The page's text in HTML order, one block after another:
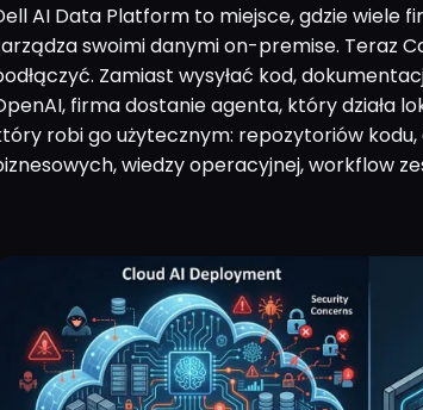
AI Data Platform to miejsce, gdzie wiele
swoimi danymi on-premise. Teraz
Zamiast wysyłać kod,
firma dostanie agenta, który działa
robi go użytecznym: repozytoriów
wiedzy operacyjnej, workflow